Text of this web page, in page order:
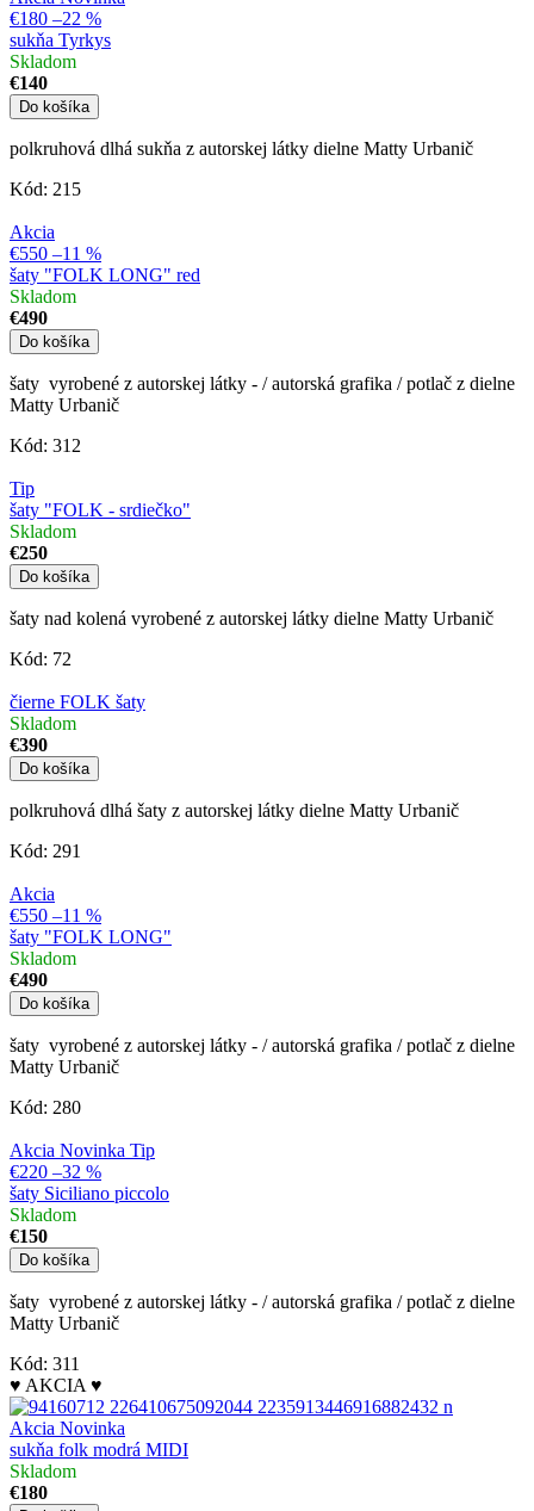
€180 –22 %
sukňa Tyrkys
Skladom
€140
Do košíka
polkruhová dlhá sukňa z autorskej látky dielne Matty Urbanič
Kód: 215
Akcia
€550 –11 %
šaty "FOLK LONG" red
Skladom
€490
Do košíka
šaty vyrobené z autorskej látky - / autorská grafika / potlač z dielne
Matty Urbanič
Kód: 312
Tip
šaty "FOLK - srdiečko"
Skladom
€250
Do košíka
šaty nad kolená vyrobené z autorskej látky dielne Matty Urbanič
Kód: 72
čierne FOLK šaty
Skladom
€390
Do košíka
polkruhová dlhá šaty z autorskej látky dielne Matty Urbanič
Kód: 291
Akcia
€550 –11 %
šaty "FOLK LONG"
Skladom
€490
Do košíka
šaty vyrobené z autorskej látky - / autorská grafika / potlač z dielne
Matty Urbanič
Kód: 280
Akcia Novinka Tip
€220 –32 %
šaty Siciliano piccolo
Skladom
€150
Do košíka
šaty vyrobené z autorskej látky - / autorská grafika / potlač z dielne
Matty Urbanič
Kód: 311
♥ AKCIA ♥
Akcia Novinka
sukňa folk modrá MIDI
Skladom
€180